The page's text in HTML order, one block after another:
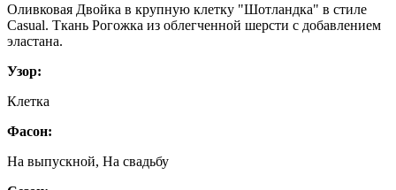
Оливковая Двойка в крупную клетку "Шотландка" в стиле
Casual. Ткань Рогожка из облегченной шерсти с добавлением
эластана.
Узор:
Клетка
Фасон:
На выпускной, На свадьбу